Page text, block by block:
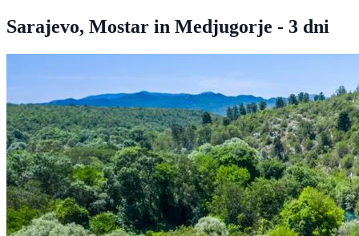
Sarajevo, Mostar in Medjugorje - 3 dni